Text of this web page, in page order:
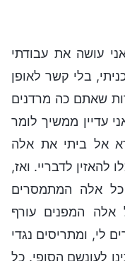
עושה את עבודתי
בלי קשר לאופן
שאתם כה מרדנים
עדיין ממשיך לומר
אל ביתי את אלה
להאזין לדבריי. ואז,
כל אלה המתמסרים
אלה המפנים עורף
לי, ומתריסים נגדי
לעונשם הסופי. כל